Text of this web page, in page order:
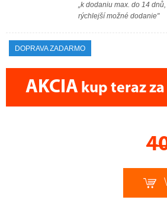
„k dodaniu max. do 14
rýchlejší možné dodanie"
DOPRAVA ZADARMO
AKCIA kup teraz za